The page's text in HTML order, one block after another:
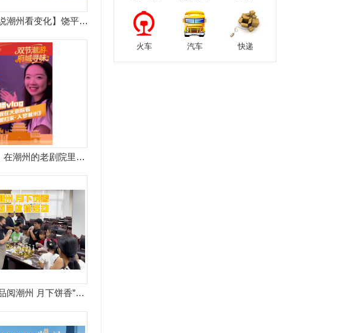
【光影记忆·图说潮州看变化】饶平县城姑嫂桥公园项目位于县城黄冈大桥西北侧，占地面积约为4590㎡，目前已全面完工对外开放，成为广大人民群众休闲娱乐、锻炼身体的活动场所，进一步增强了群众的获得感和幸福感。
你绝对想不到，在潮州的老剧院里，居然藏着一个能“走进去”的梦境！今天主播带大家穿越百年，入梦潮州！
中秋节前夕，“品阅潮州 月下饼香”手作团圆体验活动在潮州市图书馆举行。
火车 汽车 快递